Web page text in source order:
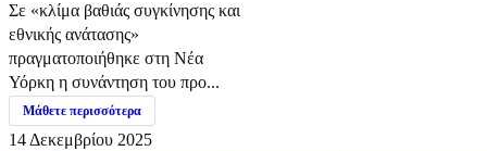
Σε «κλίμα βαθιάς συγκίνησης και
εθνικής ανάτασης»
πραγματοποιήθηκε στη Νέα
Υόρκη η συνάντηση του προ...
Μάθετε περισσότερα
14 Δεκεμβρίου 2025